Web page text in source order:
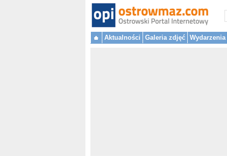
Aktualności Galeria zdjęć Wydarzenia